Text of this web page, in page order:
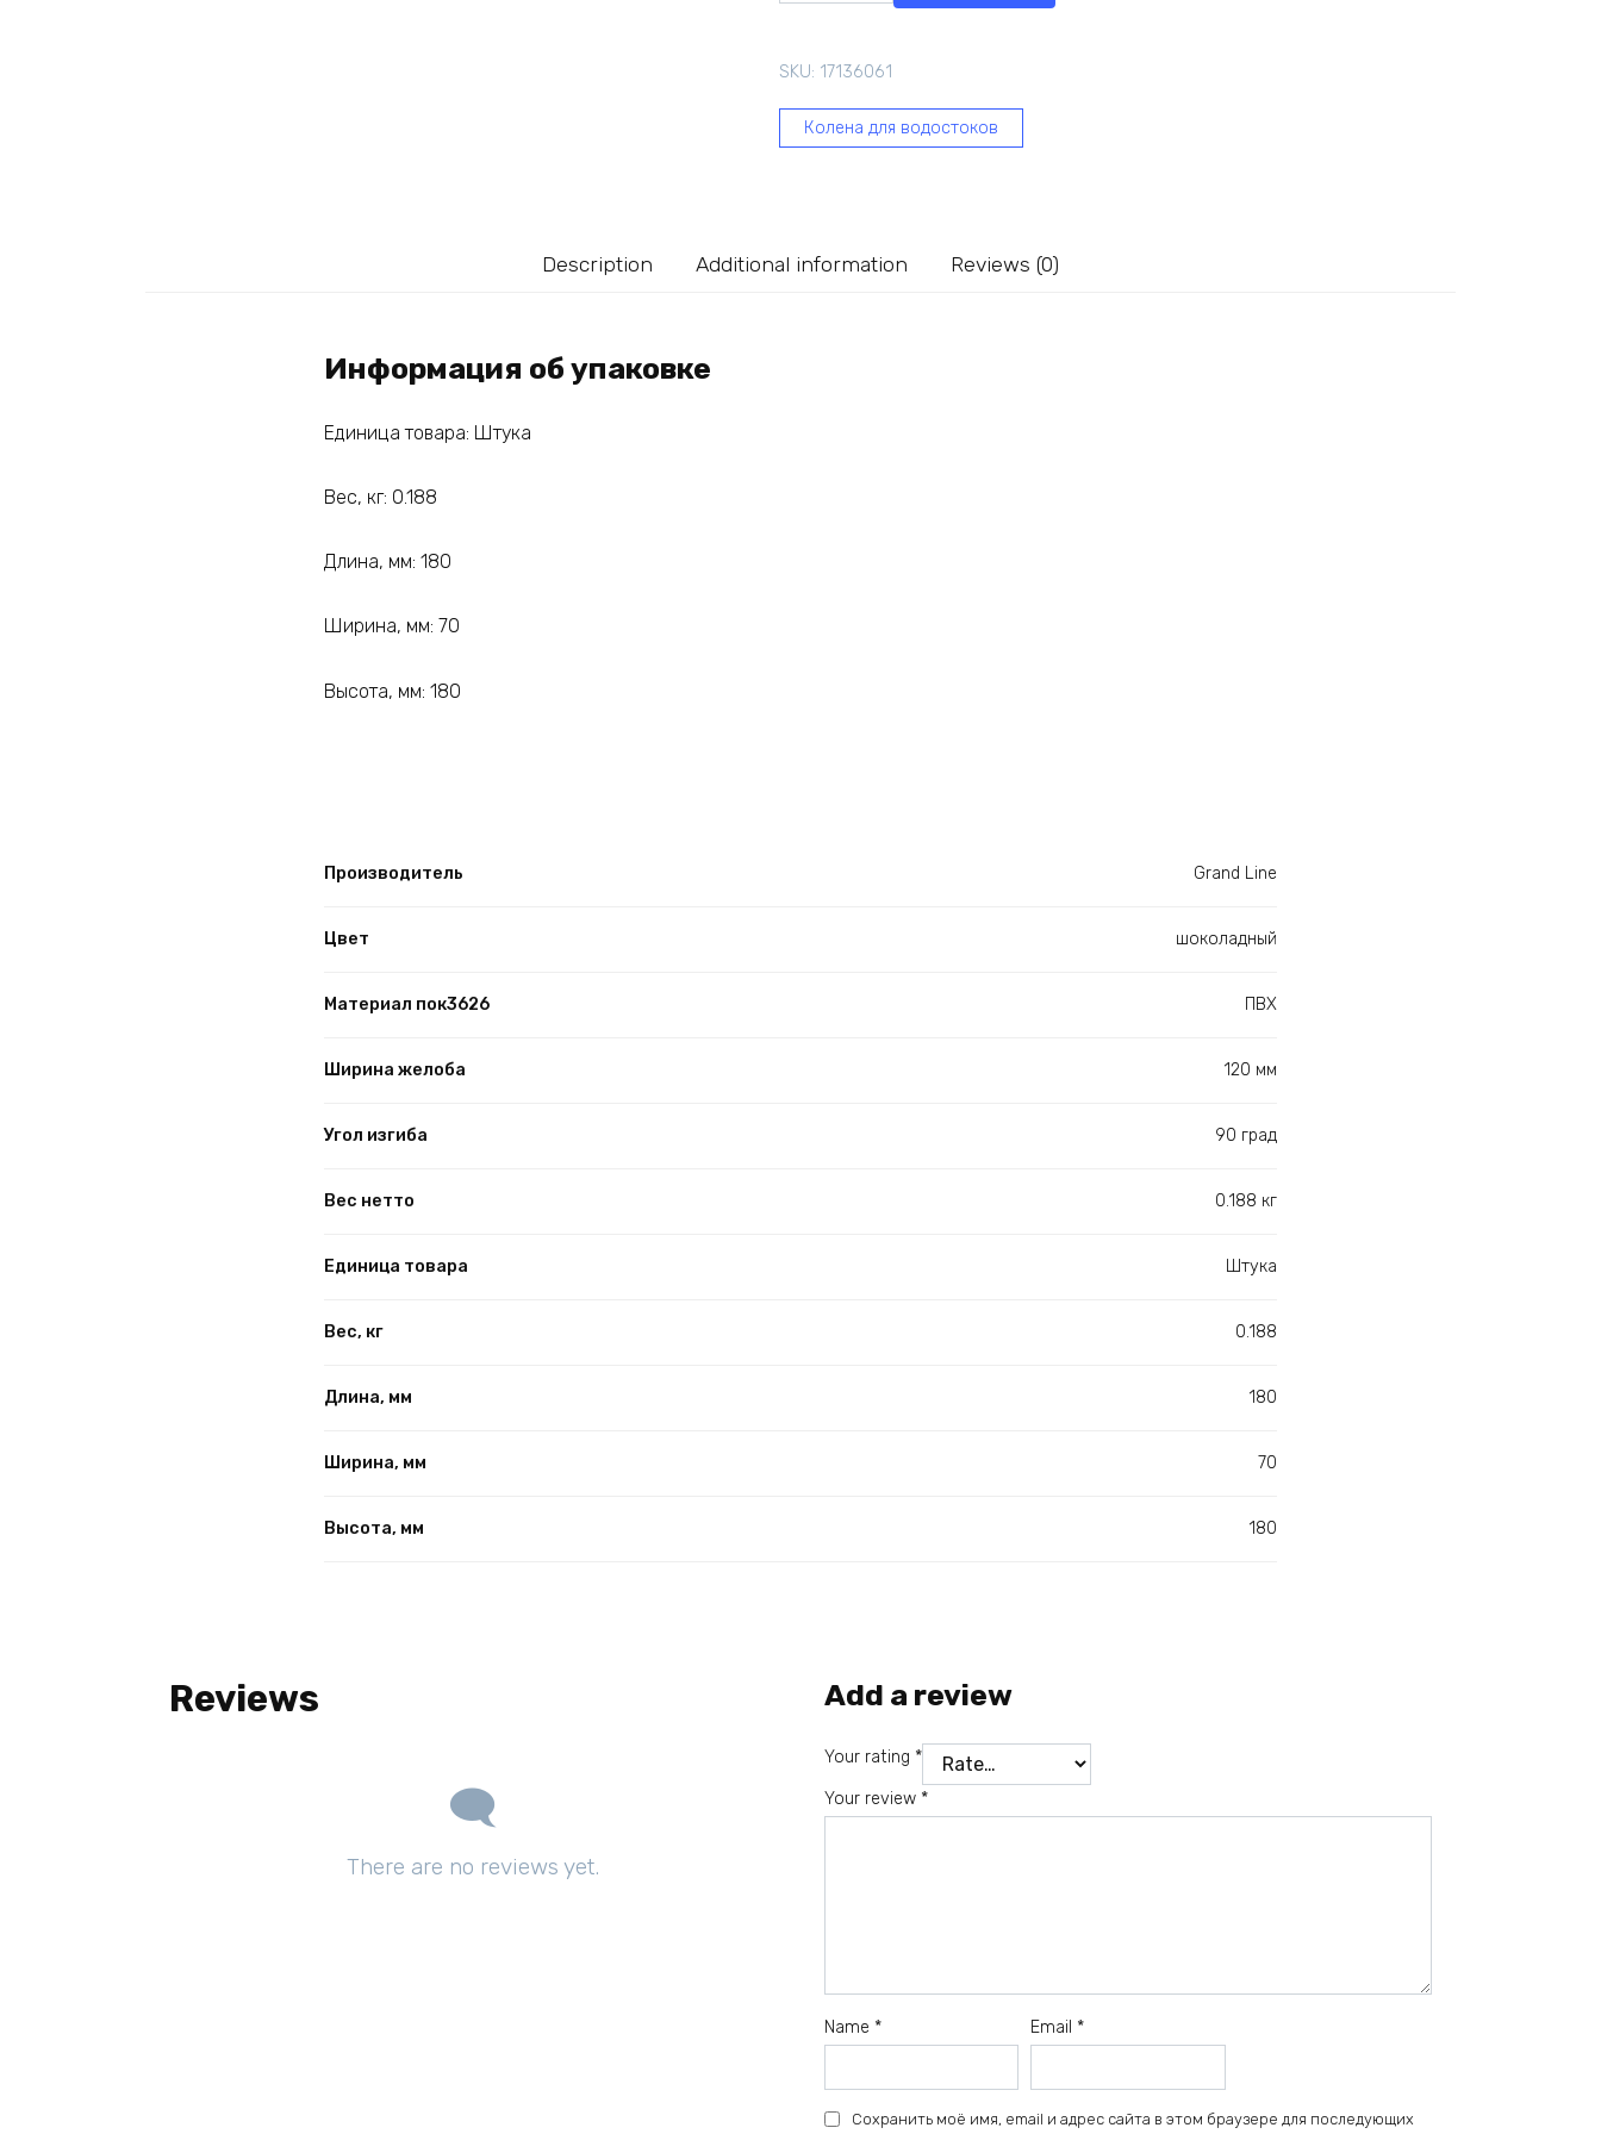
градусов,
универсальный,
ПВХ,
quantity
SKU: 17136061
Колена для водостоков
Description Additional information Reviews (0)
Информация об упаковке
Единица товара: Штука
Вес, кг: 0.188
Длина, мм: 180
Ширина, мм: 70
Высота, мм: 180
Производитель Grand Line
Цвет шоколадный
Материал пок3626 ПВХ
Ширина желоба 120 мм
Угол изгиба 90 град
Вес нетто 0.188 кг
Единица товара Штука
Вес, кг 0.188
Длина, мм 180
Ширина, мм 70
Высота, мм 180
Reviews
There are no reviews yet.
Add a review
Your rating *
Your review *
Name * Email *
Сохранить моё имя, email и адрес сайта в этом браузере для последующих